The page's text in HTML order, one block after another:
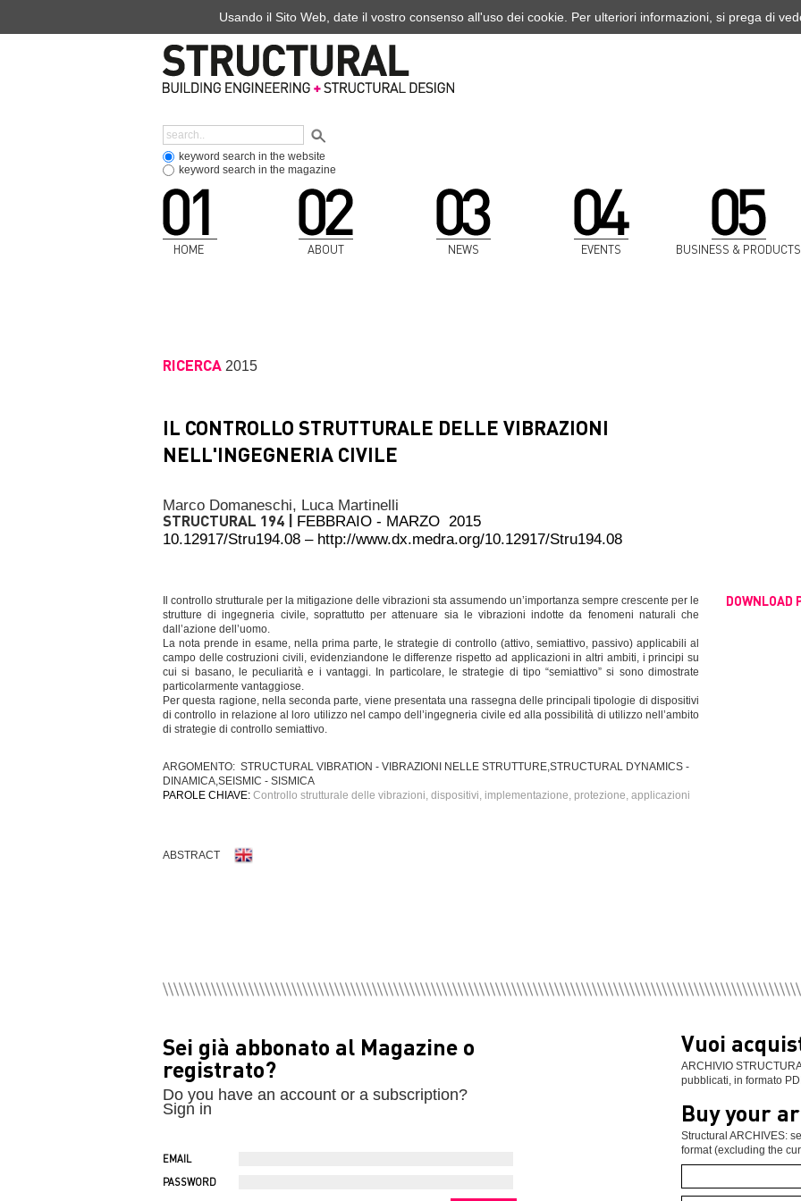
keyword search in the website
keyword search in the magazine
HOME ABOUT NEWS EVENTS BUSINESS & PRODUCTS
RICERCA 2015
IL CONTROLLO STRUTTURALE DELLE VIBRAZIONI
NELL'INGEGNERIA CIVILE
Marco Domaneschi, Luca Martinelli
STRUCTURAL 194 | FEBBRAIO - MARZO 2015
10.12917/Stru194.08 – http://www.dx.medra.org/10.12917/Stru194.08
Il controllo strutturale per la mitigazione delle vibrazioni sta assumendo un’importanza sempre crescente per le
strutture di ingegneria civile, soprattutto per attenuare sia le vibrazioni indotte da fenomeni naturali che
dall’azione dell’uomo.
La nota prende in esame, nella prima parte, le strategie di controllo (attivo, semiattivo, passivo) applicabili al
campo delle costruzioni civili, evidenziandone le differenze rispetto ad applicazioni in altri ambiti, i principi su
cui si basano, le peculiarità e i vantaggi. In particolare, le strategie di tipo “semiattivo” si sono dimostrate
particolarmente vantaggiose.
Per questa ragione, nella seconda parte, viene presentata una rassegna delle principali tipologie di dispositivi
di controllo in relazione al loro utilizzo nel campo dell’ingegneria civile ed alla possibilità di utilizzo nell’ambito
di strategie di controllo semiattivo.
ARGOMENTO: STRUCTURAL VIBRATION - VIBRAZIONI NELLE STRUTTURE,STRUCTURAL DYNAMICS -
DINAMICA,SEISMIC - SISMICA
PAROLE CHIAVE: Controllo strutturale delle vibrazioni, dispositivi, implementazione, protezione, applicazioni
ABSTRACT
DOWNLOAD
Sei già abbonato al Magazine o
registrato?
Do you have an account or a subscription?
Sign in
EMAIL
PASSWORD
Vuoi
ARCHIVIO
pubblicati, in formato
Buy your
Structural ARCHIVES:
format (excluding the
Usando il Sito Web, date il vostro consenso all'uso dei cookie. Per ulteriori informazioni, si prega di